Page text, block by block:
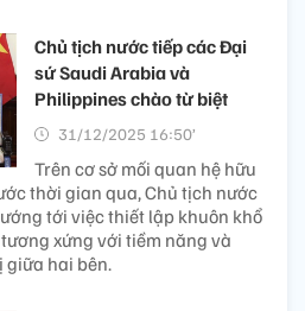
Chủ tịch nước tiếp các Đại
sứ Saudi Arabia và
Philippines chào từ biệt
31/12/2025 16:50’
Trên cơ sở mối quan hệ hữu
thời gian qua, Chủ tịch nước
tới việc thiết lập khuôn khổ
xứng với tiềm năng và
giữa hai bên.